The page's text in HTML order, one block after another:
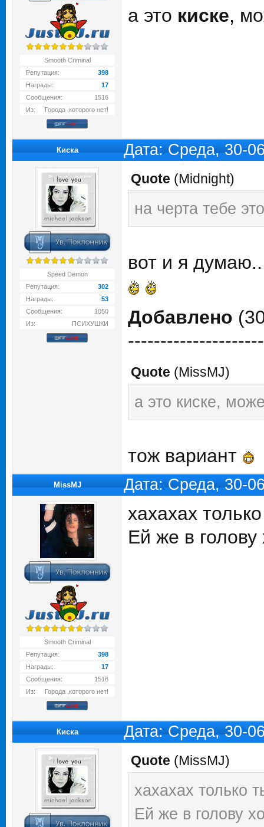
Smooth Criminal
Репутация:
398
Награды:
17
Сообщения:
1516
Из:
Города ,которого нет!
а это киске,
Киска Дата: Среда, 30-
Speed Demon
Репутация:
302
Награды:
53
Сообщения:
1050
Из:
ПСИХУШКИ
Quote (Midnight)
на черта тебе
вот и я
Добавлено
Quote (MissMJ)
а это киске,
тож вариант
MissMJ Дата: Среда, 30-
Smooth Criminal
Репутация:
398
Награды:
17
Сообщения:
1516
Из:
Города ,которого нет!
хахахах
Ей же в
Киска Дата: Среда, 30-
Quote (MissMJ)
хахахах только
Ей же в голову